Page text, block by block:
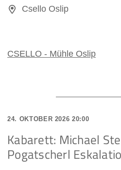
Csello Oslip
CSELLO - Mühle Oslip
24. OKTOBER 2026 20:00
Kabarett: Michael
Pogatscherl